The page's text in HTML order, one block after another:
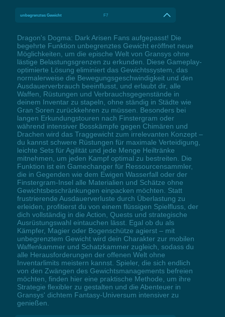
unbegrenztes Gewicht F7
Dragon's Dogma: Dark Arisen Fans aufgepasst! Die
begehrte Funktion unbegrenztes Gewicht eröffnet neue
Möglichkeiten, um die epische Welt von Gransys ohne
lästige Belastungsgrenzen zu erkunden. Diese Gameplay-
optimierte Lösung eliminiert das Gewichtssystem, das
normalerweise die Bewegungsgeschwindigkeit und den
Ausdauerverbrauch beeinflusst, und erlaubt dir, alle
Waffen, Rüstungen und Verbrauchsgegenstände in
deinem Inventar zu stapeln, ohne ständig in Städte wie
Gran Soren zurückkehren zu müssen. Besonders bei
langen Erkundungstouren nach Finstergram oder
während intensiver Bosskämpfe gegen Chimären und
Drachen wird das Traggewicht zum irrelevanten Konzept –
du kannst schwere Rüstungen für maximale Verteidigung,
leichte Sets für Agilität und jede Menge Heiltränke
mitnehmen, um jeden Kampf optimal zu bestreiten. Die
Funktion ist ein Gamechanger für Ressourcensammler,
die in Gegenden wie dem Ewigen Wasserfall oder der
Finstergram-Insel alle Materialien und Schätze ohne
Gewichtsbeschränkungen einpacken möchten. Statt
frustrierende Ausdauerverluste durch Überlastung zu
erleiden, profitierst du von einem flüssigen Spielfluss, der
dich vollständig in die Action, Quests und strategische
Ausrüstungswahl eintauchen lässt. Egal ob du als
Kämpfer, Magier oder Bogenschütze agierst – mit
unbegrenztem Gewicht wird dein Charakter zur mobilen
Waffenkammer und Schatzkammer zugleich, sodass du
alle Herausforderungen der offenen Welt ohne
Inventarlimits meistern kannst. Spieler, die sich endlich
von den Zwängen des Gewichtsmanagements befreien
möchten, finden hier eine praktische Methode, um ihre
Strategie flexibler zu gestalten und die Abenteuer in
Gransys' dichtem Fantasy-Universum intensiver zu
genießen.